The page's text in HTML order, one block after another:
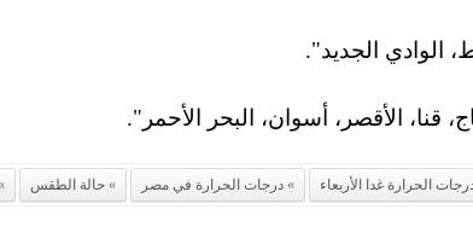
الوادي الجديد".
قنا، الأقصر، أسوان، البحر الأحمر".
الحرارة غدا الأربعاء درجات الحرارة في مصر حالة الطقس